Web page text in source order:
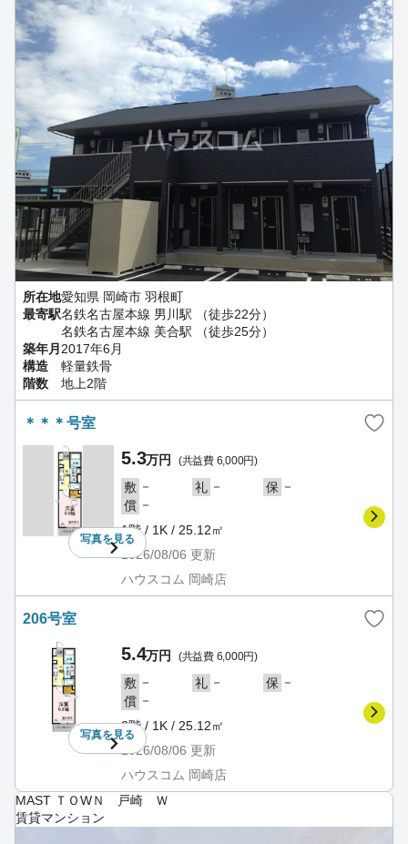
所在地愛知県 岡崎市 羽根町
最寄駅名鉄名古屋本線 男川駅 （徒歩22分）
名鉄名古屋本線 美合駅 （徒歩25分）
築年月 2017年6月
構造
軽量鉄骨
階数
地上2階
＊＊＊号室
写真を見る
5.3万円 (共益費 6,000円)
敷 － 礼 － 保 －
償 －
1階 / 1K / 25.12㎡
2026/08/06 更新
ハウスコム 岡崎店
206号室
写真を見る
5.4万円 (共益費 6,000円)
敷 － 礼 － 保 －
償 －
2階 / 1K / 25.12㎡
2026/08/06 更新
ハウスコム 岡崎店
MAST ＴＯWＮ 戸崎 Ｗ
賃貸マンション